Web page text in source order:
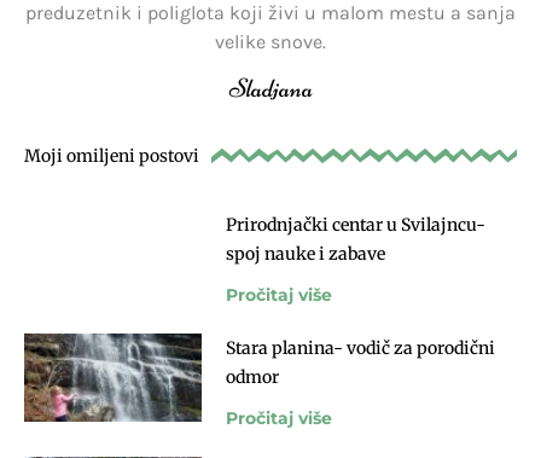
preduzetnik i poliglota koji živi u malom mestu a sanja
velike snove.
Sladjana
Moji omiljeni postovi
Prirodnjački centar u Svilajncu-
spoj nauke i zabave
Pročitaj više
Stara planina- vodič za porodični
odmor
Pročitaj više